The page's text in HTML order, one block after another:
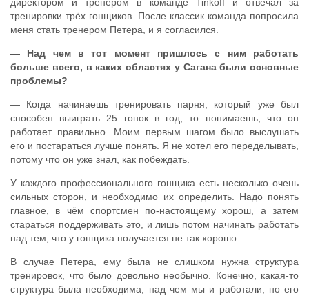
директором и тренером в команде Tinkoff и отвечал за
тренировки трёх гонщиков. После классик команда попросила
меня стать тренером Петера, и я согласился.
— Над чем в тот момент пришлось с ним работать
больше всего, в каких областях у Сагана были основные
проблемы?
— Когда начинаешь тренировать парня, который уже был
способен выиграть 25 гонок в год, то понимаешь, что он
работает правильно. Моим первым шагом было выслушать
его и постараться лучше понять. Я не хотел его переделывать,
потому что он уже знал, как побеждать.
У каждого профессионального гонщика есть несколько очень
сильных сторон, и необходимо их определить. Надо понять
главное, в чём спортсмен по-настоящему хорош, а затем
стараться поддерживать это, и лишь потом начинать работать
над тем, что у гонщика получается не так хорошо.
В случае Петера, ему была не слишком нужна структура
тренировок, что было довольно необычно. Конечно, какая-то
структура была необходима, над чем мы и работали, но его